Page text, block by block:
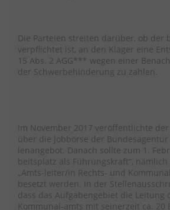
Die Parteien streiten darüber, ob der
verpflichtet ist, an den Kläger eine
15 Abs. 2 AGG*** wegen einer
der Schwerbehinderung zu zahlen.
Im November 2017 veröffentlichte
über die Jobbörse der
lenangebot. Danach sollte zum 1.
beitsplatz als Führungskraft“,
„Amts-leiter/in Rechts- und
besetzt werden. In der
dass das Aufgabengebiet die Leitung
Kommunal-amts mit seinerzeit ca. 20